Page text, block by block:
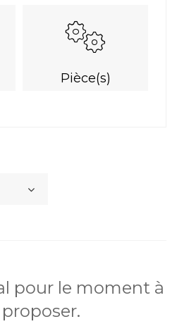
Pièce(s)
pour le moment à